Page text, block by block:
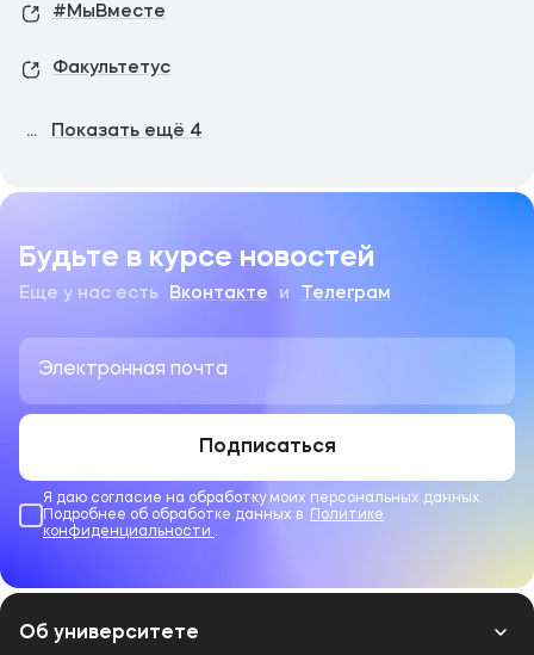
#МыВместе
Факультетус
... Показать ещё 4
Будьте в курсе новостей
Еще у нас есть Вконтакте и Телеграм
Подписаться
Я даю согласие на обработку моих персональных данных.
Подробнее об обработке данных в
Политике
конфиденциальности .
Об университете